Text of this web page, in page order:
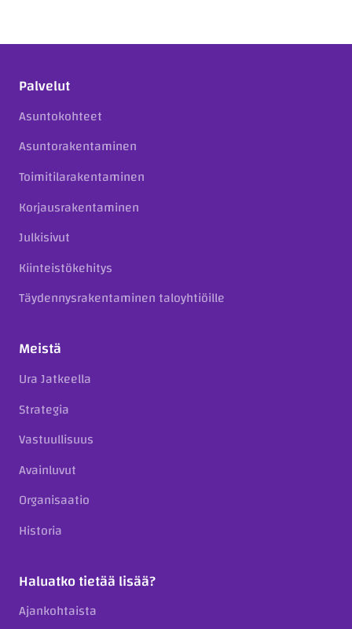
Palvelut
Asuntokohteet
Asuntorakentaminen
Toimitilarakentaminen
Korjausrakentaminen
Julkisivut
Kiinteistökehitys
Täydennysrakentaminen taloyhtiöille
Meistä
Ura Jatkeella
Strategia
Vastuullisuus
Avainluvut
Organisaatio
Historia
Haluatko tietää lisää?
Ajankohtaista